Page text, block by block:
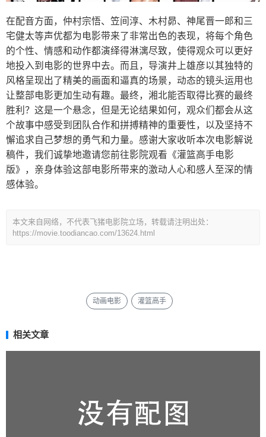
在配音方面，仲村宗悟、笠间淳、木村昴、神尾晋一郎和三
宅健太等声优都为电影带来了非常出色的表现，将每个角色
的个性、情感和动作都演绎得淋漓尽致，使得观众可以更好
地投入到电影的世界中去。而且，导演井上雄彦以其独特的
风格呈现出了精美的画面和逼真的场景，动态的镜头运用也
让整部电影更加生动有趣。最终，湘北能否取得比赛的最终
胜利？这是一个悬念，但是无论结果如何，观众们都会从这
个故事中感受到团队合作和拼搏精神的重要性，以及坚持不
懈追求自己梦想的勇气和力量。感谢大家收听本次电影解说
稿件，我们诚挚地邀请您前往影院观看《灌篮高手电影
版》，亲身体验这部电影所带来的激动人心和感人至深的情
感体验。
本文来自网络，不代表飞猪电影院立场，转载请注明出处：
https://movie.toodiancao.com/13624.html
动画电影 灌篮高手
相关文章